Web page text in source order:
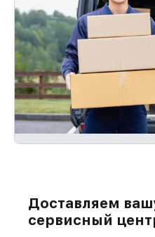
Доставляем
сервисный